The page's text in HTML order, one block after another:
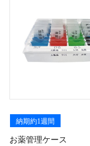
納期約1週間
お薬管理ケース